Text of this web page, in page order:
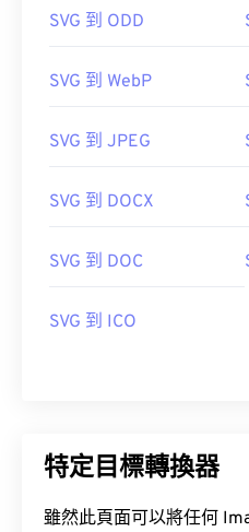
嘗試使用我們的
SVG 轉
href="https://
https://
SVG 到 ODD
SVG 到 WebP
SVG 到 JPEG
SVG 到 DOCX
SVG 到 DOC
SVG 到 ICO
特定目標轉換器
雖然此頁面可以將任何 Image 轉換為 SVG，但您可